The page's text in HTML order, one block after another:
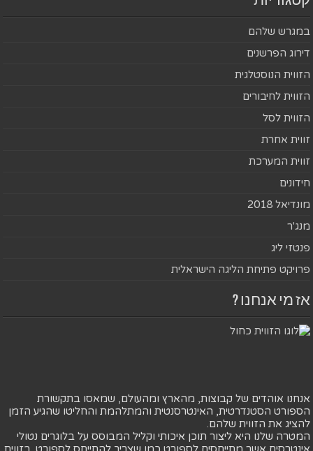
במגרש שלהם
דירוג הפרשנים
הזווית הנוסטלגית
הזווית לחיבורים
הזווית לסל
זווית אחרת
זווית המערכת
חידונים
מונדיאל 2018
מנג'ר
פנטזי ליג
פרויקט פתיחת הליגה הישראלית
אז מי אנחנו ?
אנחנו אוהדים של קבוצות, מהארץ ומהעולם, שמאסו בתקשורת
הספורט הסטנדרטית, האינטרסנטית והמתלהמת והחליטו שהגיע הזמן
להציג את הזווית שלהם.
המטרה שלנו היא ליצור תוכן איכותי וקליל המבוסס על בלוגרים נטולי